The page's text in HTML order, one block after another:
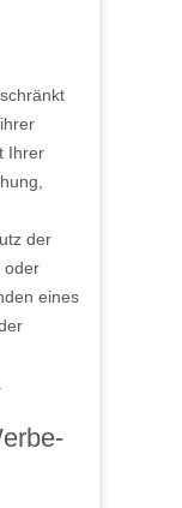
Ihrer
der
oder
eines